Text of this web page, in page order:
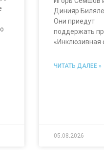
Динияр
Они приедут
поддержать
«Инклюзивная
ЧИТАТЬ ДАЛЕЕ »
05.08.2026